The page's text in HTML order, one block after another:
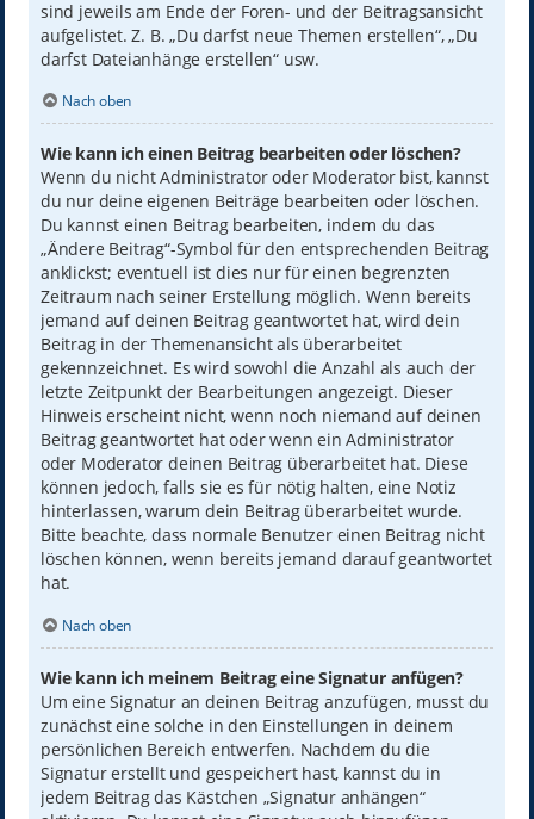
sind jeweils am Ende der Foren- und der Beitragsansicht
aufgelistet. Z. B. „Du darfst neue Themen erstellen“, „Du
darfst Dateianhänge erstellen“ usw.
Nach oben
Wie kann ich einen Beitrag bearbeiten oder löschen?
Wenn du nicht Administrator oder Moderator bist, kannst
du nur deine eigenen Beiträge bearbeiten oder löschen.
Du kannst einen Beitrag bearbeiten, indem du das
„Ändere Beitrag“-Symbol für den entsprechenden Beitrag
anklickst; eventuell ist dies nur für einen begrenzten
Zeitraum nach seiner Erstellung möglich. Wenn bereits
jemand auf deinen Beitrag geantwortet hat, wird dein
Beitrag in der Themenansicht als überarbeitet
gekennzeichnet. Es wird sowohl die Anzahl als auch der
letzte Zeitpunkt der Bearbeitungen angezeigt. Dieser
Hinweis erscheint nicht, wenn noch niemand auf deinen
Beitrag geantwortet hat oder wenn ein Administrator
oder Moderator deinen Beitrag überarbeitet hat. Diese
können jedoch, falls sie es für nötig halten, eine Notiz
hinterlassen, warum dein Beitrag überarbeitet wurde.
Bitte beachte, dass normale Benutzer einen Beitrag nicht
löschen können, wenn bereits jemand darauf geantwortet
hat.
Nach oben
Wie kann ich meinem Beitrag eine Signatur anfügen?
Um eine Signatur an deinen Beitrag anzufügen, musst du
zunächst eine solche in den Einstellungen in deinem
persönlichen Bereich entwerfen. Nachdem du die
Signatur erstellt und gespeichert hast, kannst du in
jedem Beitrag das Kästchen „Signatur anhängen“